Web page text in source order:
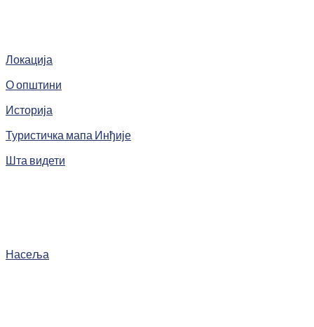
Локација
О општини
Историја
Туристичка мапа Инђије
Шта видети
Насеља